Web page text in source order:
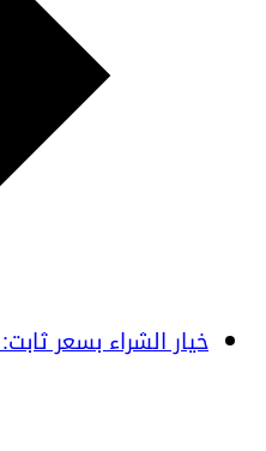
خيار الشراء بسعر